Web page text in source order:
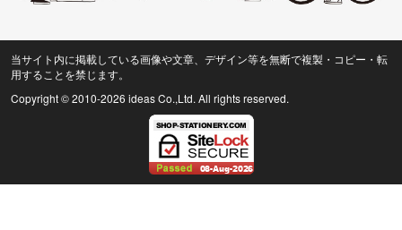
当サイト内に掲載している画像や文章、デザイン等を無断で複製・コピー・転
用することを禁じます。
Copyright © 2010-2026 ideas Co.,Ltd. All rights reserved.